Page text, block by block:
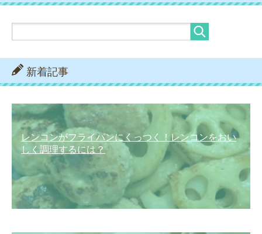
新着記事
レンコンがフライパンにくっつく！レンコンをおい
しく調理するには？